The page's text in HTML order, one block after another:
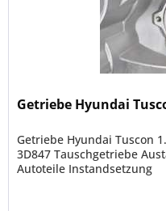
Getriebe Hyundai
Getriebe Hyundai Tuscon
3D847 Tauschgetriebe
Autoteile Instandsetzung